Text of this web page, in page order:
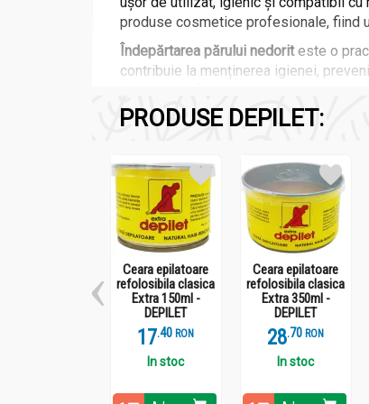
produse cosmetice profesionale, fiind
Îndepărtarea părului nedoriteste o
contribuie la menținerea igienei,
Ceara de albineeste un ingredient
PRODUSE DEPILET:
Ceara epilatoare
refolosibila clasica
Extra 150ml -
DEPILET
17.4 RON
In stoc
Ceara epilatoare
refolosibila clasica
Extra 350ml -
DEPILET
28.7 RON
In stoc